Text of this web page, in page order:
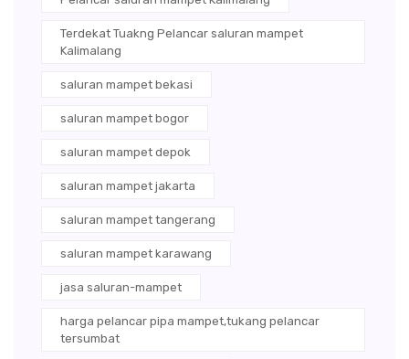
Terdekat Tuakng Pelancar saluran mampet
Kalimalang
saluran mampet bekasi
saluran mampet bogor
saluran mampet depok
saluran mampet jakarta
saluran mampet tangerang
saluran mampet karawang
jasa saluran-mampet
harga pelancar pipa mampet,tukang pelancar
tersumbat